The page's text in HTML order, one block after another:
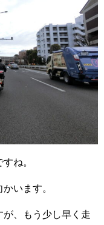
ね。
います。
、もう少し早く走